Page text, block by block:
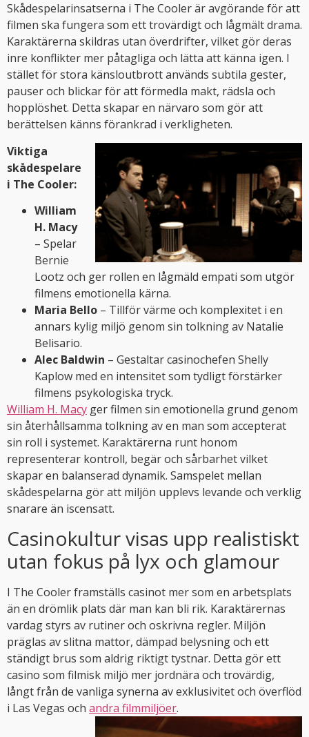
Skådespelarinsatserna i The Cooler är avgörande för att
filmen ska fungera som ett trovärdigt och lågmält drama.
Karaktärerna skildras utan överdrifter, vilket gör deras
inre konflikter mer påtagliga och lätta att känna igen. I
stället för stora känsloutbrott används subtila gester,
pauser och blickar för att förmedla makt, rädsla och
hopplöshet. Detta skapar en närvaro som gör att
berättelsen känns förankrad i verkligheten.
Viktiga
skådespelare
i The Cooler:
William
H. Macy
– Spelar
Bernie
Lootz och ger rollen en lågmäld empati som utgör
filmens emotionella kärna.
Maria Bello – Tillför värme och komplexitet i en
annars kylig miljö genom sin tolkning av Natalie
Belisario.
Alec Baldwin – Gestaltar casinochefen Shelly
Kaplow med en intensitet som tydligt förstärker
filmens psykologiska tryck.
William H. Macy ger filmen sin emotionella grund genom
sin återhållsamma tolkning av en man som accepterat
sin roll i systemet. Karaktärerna runt honom
representerar kontroll, begär och sårbarhet vilket
skapar en balanserad dynamik. Samspelet mellan
skådespelarna gör att miljön upplevs levande och verklig
snarare än iscensatt.
Casinokultur visas upp realistiskt
utan fokus på lyx och glamour
I The Cooler framställs casinot mer som en arbetsplats
än en drömlik plats där man kan bli rik. Karaktärernas
vardag styrs av rutiner och oskrivna regler. Miljön
präglas av slitna mattor, dämpad belysning och ett
ständigt brus som aldrig riktigt tystnar. Detta gör ett
casino som filmisk miljö mer jordnära och trovärdig,
långt från de vanliga synerna av exklusivitet och överflöd
i Las Vegas och andra filmmiljöer.